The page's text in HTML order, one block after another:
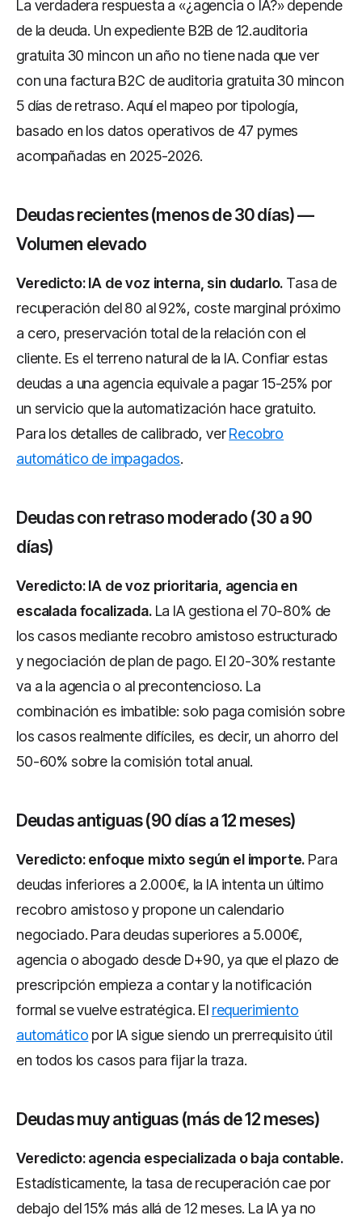
La verdadera respuesta a «¿agencia o IA?» depende
de la deuda. Un expediente B2B de 12.auditoria
gratuita 30 mincon un año no tiene nada que ver
con una factura B2C de auditoria gratuita 30 mincon
5 días de retraso. Aquí el mapeo por tipología,
basado en los datos operativos de 47 pymes
acompañadas en 2025-2026.
Deudas recientes (menos de 30 días) —
Volumen elevado
Veredicto: IA de voz interna, sin dudarlo. Tasa de
recuperación del 80 al 92%, coste marginal próximo
a cero, preservación total de la relación con el
cliente. Es el terreno natural de la IA. Confiar estas
deudas a una agencia equivale a pagar 15-25% por
un servicio que la automatización hace gratuito.
Para los detalles de calibrado, verRecobro
automático de impagados.
Deudas con retraso moderado (30 a 90
días)
Veredicto: IA de voz prioritaria, agencia en
escalada focalizada.La IA gestiona el 70-80% de
los casos mediante recobro amistoso estructurado
y negociación de plan de pago. El 20-30% restante
va a la agencia o al precontencioso. La
combinación es imbatible: solo paga comisión sobre
los casos realmente difíciles, es decir, un ahorro del
50-60% sobre la comisión total anual.
Deudas antiguas (90 días a 12 meses)
Veredicto: enfoque mixto según el importe. Para
deudas inferiores a 2.000€, la IA intenta un último
recobro amistoso y propone un calendario
negociado. Para deudas superiores a 5.000€,
agencia o abogado desde D+90, ya que el plazo de
prescripción empieza a contar y la notificación
formal se vuelve estratégica. El requerimiento
automático por IA sigue siendo un prerrequisito útil
en todos los casos para fijar la traza.
Deudas muy antiguas (más de 12 meses)
Veredicto: agencia especializada o baja contable.
Estadísticamente, la tasa de recuperación cae por
debajo del 15% más allá de 12 meses. La IA ya no